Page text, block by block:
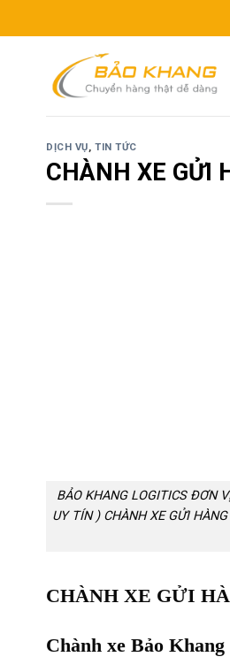
to
DỊCH VỤ,TIN TỨC
CHÀNH XE GỬI
BẢO KHANG LOGITICS ĐƠN
UY TÍN ) CHÀNH XE GỬI
CHÀNH XE GỬI
Chành xe Bảo Khang